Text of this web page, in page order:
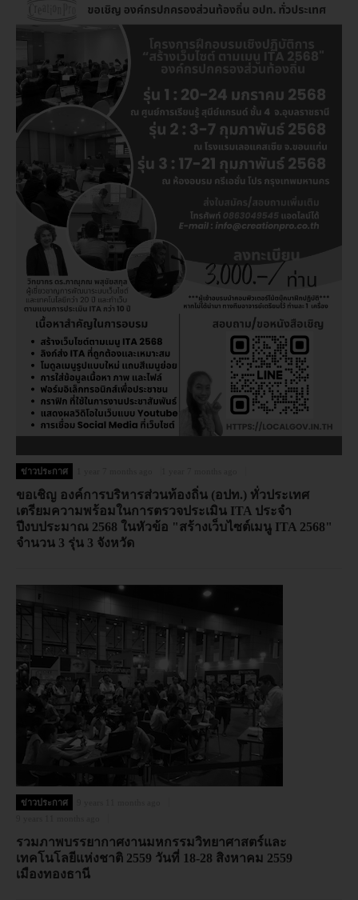
ข่าวประกาศ
ขอเชิญ องค์การบริหารส่วนท้องถิ่น (อปท.) ทั่วประเทศ
เตรียมความพร้อมในการตรวจประเมิน ITA ประจำ
ปีงบประมาณ 2568 ในหัวข้อ "สร้างเว็บไซต์เมนู ITA 2568"
จำนวน 3 รุ่น 3 จังหวัด
ข่าวประกาศ
รวมภาพบรรยากาศงานมหกรรมวิทยาศาสตร์และ
เทคโนโลยีแห่งชาติ 2559 วันที่ 18-28 สิงหาคม 2559
เมืองทองธานี